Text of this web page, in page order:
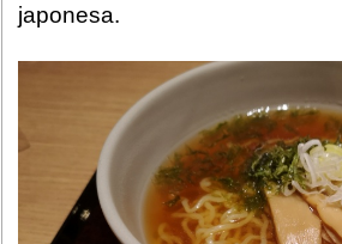
japonesa.